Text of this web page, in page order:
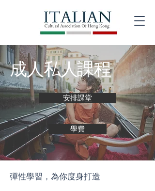
成人私人課程
安排課堂
學費
彈性學習，為你度身打造